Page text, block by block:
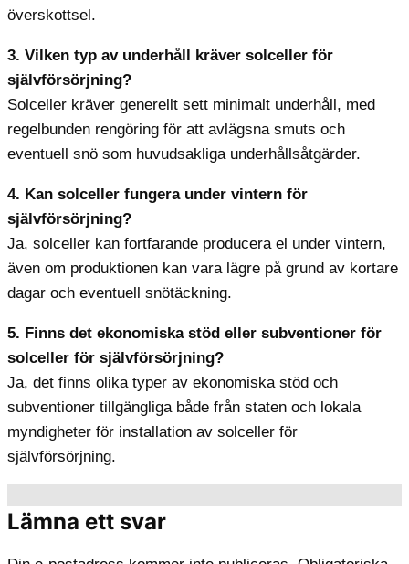
överskottsel.
3. Vilken typ av underhåll kräver solceller för
självförsörjning?
Solceller kräver generellt sett minimalt underhåll, med
regelbunden rengöring för att avlägsna smuts och
eventuell snö som huvudsakliga underhållsåtgärder.
4. Kan solceller fungera under vintern för
självförsörjning?
Ja, solceller kan fortfarande producera el under vintern,
även om produktionen kan vara lägre på grund av kortare
dagar och eventuell snötäckning.
5. Finns det ekonomiska stöd eller subventioner för
solceller för självförsörjning?
Ja, det finns olika typer av ekonomiska stöd och
subventioner tillgängliga både från staten och lokala
myndigheter för installation av solceller för
självförsörjning.
Lämna ett svar